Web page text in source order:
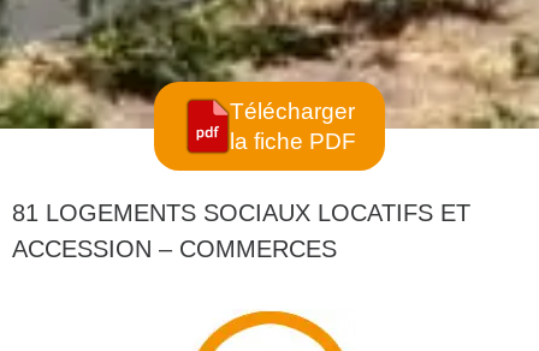
Télécharger
la fiche PDF
81 LOGEMENTS SOCIAUX LOCATIFS ET
ACCESSION – COMMERCES